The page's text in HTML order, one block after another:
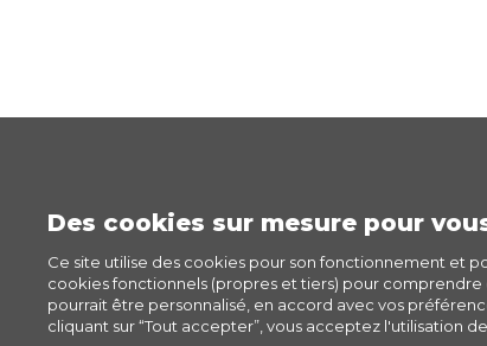
Des cookies sur mesure pour
Ce site utilise des cookies pour son fonctionnement et
cookies fonctionnels (propres et tiers) pour
pourrait être personnalisé, en accord avec vos
cliquant sur “Tout accepter”, vous acceptez l'utilisation